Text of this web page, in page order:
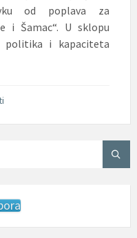
od poplava za
i Šamac“. U sklopu
politika i kapaciteta